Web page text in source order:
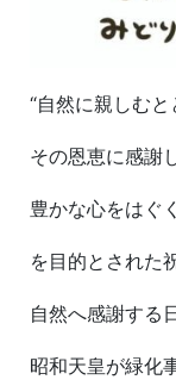
“自然に親しむと
その恩恵に感謝
豊かな心をはぐ
を目的とされた
自然へ感謝する
昭和天皇が緑化